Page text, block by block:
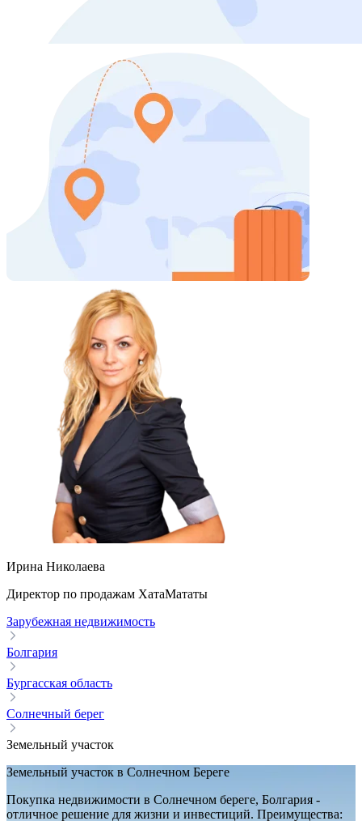
Ирина Николаева
Директор по продажам ХатаМататы
Зарубежная недвижимость
Болгария
Бургасская область
Солнечный берег
Земельный участок
Земельный участок в Солнечном Береге
Покупка недвижимости в Солнечном береге, Болгария -
отличное решение для жизни и инвестиций. Преимущества: